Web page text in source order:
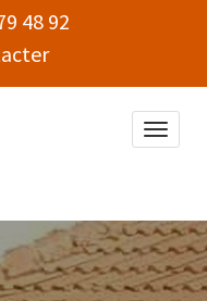
48 92
Toggle